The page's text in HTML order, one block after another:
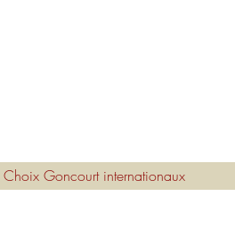
Choix Goncourt internationaux